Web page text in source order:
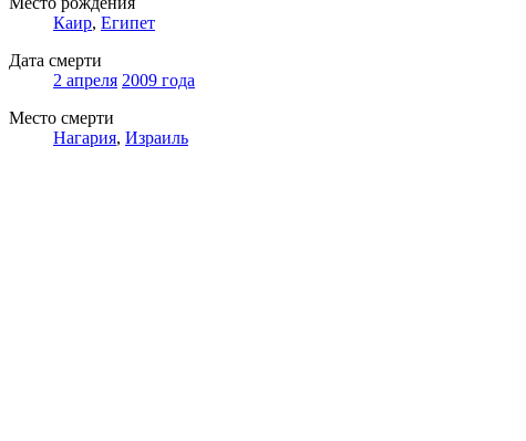
Каир, Египет
Дата смерти
2 апреля 2009 года
Место смерти
Нагария, Израиль